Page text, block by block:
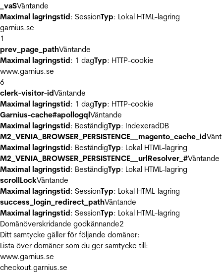
_vaSVäntande
Maximal lagringstid: SessionTyp: Lokal HTML-lagring
garnius.se
1
prev_page_pathVäntande
Maximal lagringstid: 1 dagTyp: HTTP-cookie
www.garnius.se
6
clerk-visitor-idVäntande
Maximal lagringstid: 1 dagTyp: HTTP-cookie
Garnius-cache#apollogqlVäntande
Maximal lagringstid: BeständigTyp: IndexeradDB
M2_VENIA_BROWSER_PERSISTENCE__magento_cache_id
Maximal lagringstid: BeständigTyp: Lokal HTML-lagring
M2_VENIA_BROWSER_PERSISTENCE__urlResolver_#Väntande
Maximal lagringstid: BeständigTyp: Lokal HTML-lagring
scrollLockVäntande
Maximal lagringstid: SessionTyp: Lokal HTML-lagring
success_login_redirect_pathVäntande
Maximal lagringstid: SessionTyp: Lokal HTML-lagring
Domänöverskridande godkännande2
Ditt samtycke gäller för följande domäner:
Lista över domäner som du ger samtycke till:
www.garnius.se
checkout.garnius.se